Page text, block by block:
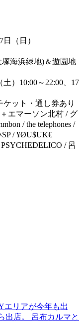
日（日）
海浜緑地)＆遊園地
土） 10:00～ 22:00
17
ケット・通し券あり
エマーソン北村 / グ
/ the telephones /
SP / ¥ØU$UK€
/ 呂
エリアが今年も出
出店。 呂布カルマと